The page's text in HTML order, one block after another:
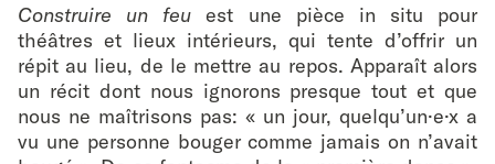
Construire un feu est une pièce in situ pour
théâtres et lieux intérieurs, qui tente d’offrir un
répit au lieu, de le mettre au repos. Apparaît alors
un récit dont nous ignorons presque tout et que
nous ne maîtrisons pas: « un jour, quelqu’un·e·x a
vu une personne bouger comme jamais on n’avait